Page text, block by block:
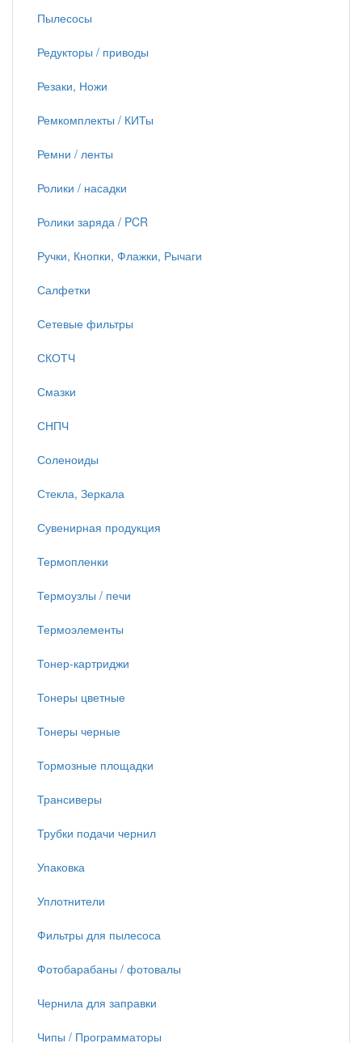
Пылесосы
Редукторы / приводы
Резаки, Ножи
Ремкомплекты / КИТы
Ремни / ленты
Ролики / насадки
Ролики заряда / PCR
Ручки, Кнопки, Флажки, Рычаги
Салфетки
Сетевые фильтры
СКОТЧ
Смазки
СНПЧ
Соленоиды
Стекла, Зеркала
Сувенирная продукция
Термопленки
Термоузлы / печи
Термоэлементы
Тонер-картриджи
Тонеры цветные
Тонеры черные
Тормозные площадки
Трансиверы
Трубки подачи чернил
Упаковка
Уплотнители
Фильтры для пылесоса
Фотобарабаны / фотовалы
Чернила для заправки
Чипы / Программаторы